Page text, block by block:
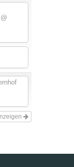
@